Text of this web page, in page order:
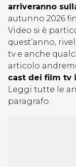
arriveranno
autunno 2026
Video si è
quest’anno,
tv e anche
articolo
cast dei film tv
Leggi tutte le
paragrafo.